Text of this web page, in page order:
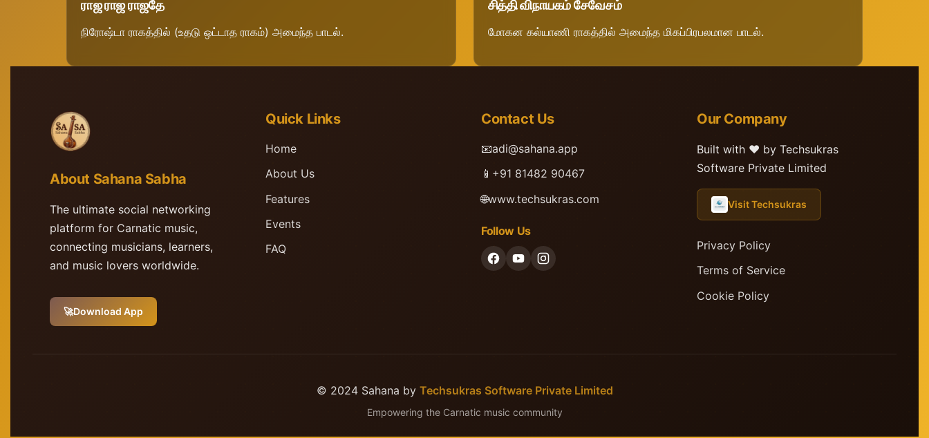
ராஜ ராஜ ராஜதே
நிரோஷ்டா ராகத்தில் (உதடு ஒட்டாத ராகம்) அமைந்த பாடல்.
சித்தி விநாயகம் சேவேசம்
மோகன கல்யாணி ராகத்தில் அமைந்த மிகப்பிரபலமான பாடல்.
About Sahana Sabha
The ultimate social networking
platform for Carnatic music,
connecting musicians, learners,
and music lovers worldwide.
🚀Download App
Quick Links
Home
About Us
Features
Events
FAQ
Contact Us
📧adi@sahana.app
📱 +91 81482 90467
🌐www.techsukras.com
Follow Us
Our Company
Built with ❤️ by Techsukras
Software Private Limited
Visit Techsukras
Privacy Policy
Terms of Service
Cookie Policy
© 2024 Sahana by Techsukras Software Private Limited
Empowering the Carnatic music community